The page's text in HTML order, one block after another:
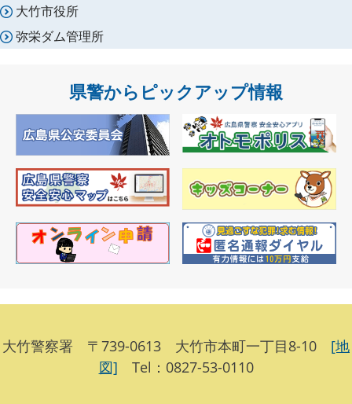
大竹市役所
弥栄ダム管理所
県警からピックアップ情報
大竹警察署 〒739-0613 大竹市本町一丁目8-10 [地
図] Tel：0827-53-0110